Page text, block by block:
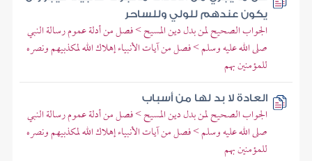
يكون عندهم للولي وللساحر
الجواب الصحيح لمن بدل دين المسيح > فصل من أدلة عموم رسالة النبي
صلى الله عليه وسلم > فصل من آيات الأنبياء إهلاك الله لمكذبيهم ونصره
للمؤمنين بهم
العادة لا بد لها من أسباب
الجواب الصحيح لمن بدل دين المسيح > فصل من أدلة عموم رسالة النبي
صلى الله عليه وسلم > فصل من آيات الأنبياء إهلاك الله لمكذبيهم ونصره
للمؤمنين بهم